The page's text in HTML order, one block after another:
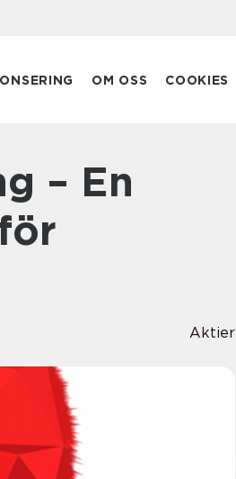
OM OSS COOKIES
Aktier